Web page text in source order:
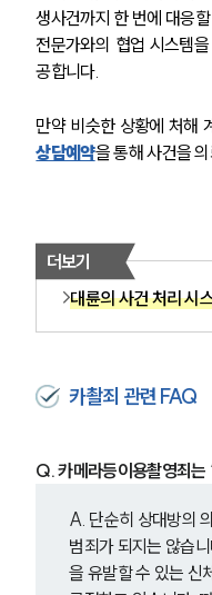
대
생사건까지 한 번에 대응
전문가와의 협업 시스템
공합니다.
만약 비슷한 상황에 처해
상담예약을 통해 사건을
더보기
대륜의 사건 처리 시
카촬죄 관련 FAQ
Q. 카메라등이용촬영죄는
A. 단순히 상대방의
범죄가 되지는 않습
을 유발할 수 있는 신